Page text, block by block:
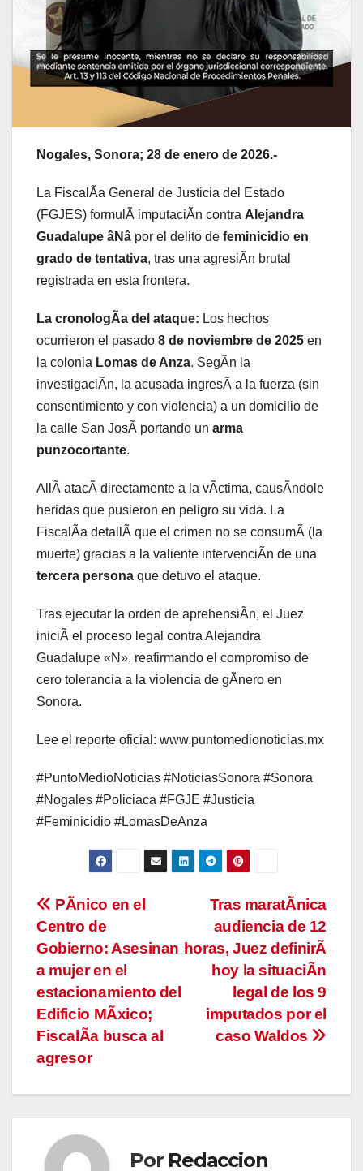
Nogales, Sonora; 28 de enero de 2026.-
La FiscalÃa General de Justicia del Estado
(FGJES) formulÃ imputaciÃn contra Alejandra
Guadalupe âNâ por el delito de feminicidio en
grado de tentativa, tras una agresiÃn brutal
registrada en esta frontera.
La cronologÃa del ataque: Los hechos
ocurrieron el pasado 8 de noviembre de 2025 en
la colonia Lomas de Anza. SegÃn la
investigaciÃn, la acusada ingresÃ a la fuerza (sin
consentimiento y con violencia) a un domicilio de
la calle San JosÃ portando un arma
punzocortante.
AllÃ atacÃ directamente a la vÃctima, causÃndole
heridas que pusieron en peligro su vida. La
FiscalÃa detallÃ que el crimen no se consumÃ (la
muerte) gracias a la valiente intervenciÃn de una
tercera persona que detuvo el ataque.
Tras ejecutar la orden de aprehensiÃn, el Juez
iniciÃ el proceso legal contra Alejandra
Guadalupe «N», reafirmando el compromiso de
cero tolerancia a la violencia de gÃnero en
Sonora.
Lee el reporte oficial: www.puntomedionoticias.mx
#PuntoMedioNoticias #NoticiasSonora #Sonora
#Nogales #Policiaca #FGJE #Justicia
#Feminicidio #LomasDeAnza
Navegación
de
entradas
Tras maratÃnica
audiencia de 12
horas, Juez definirÃ
hoy la situaciÃn
legal de los 9
imputados por el
caso Waldos
PÃnico en el
Centro de
Gobierno: Asesinan
a mujer en el
estacionamiento del
Edificio MÃxico;
FiscalÃa busca al
agresor
Por Redaccion